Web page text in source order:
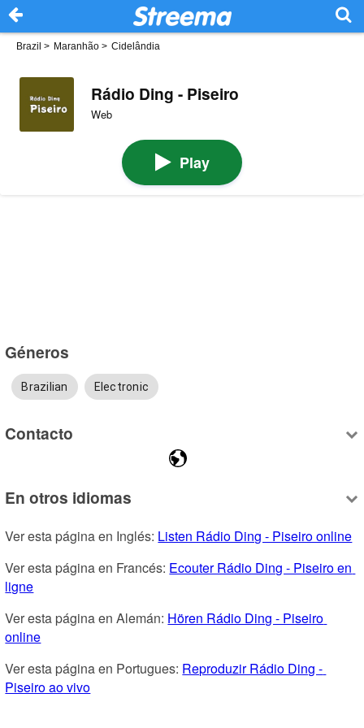
Brazil > Maranhão > Cidelândia
Rádio Ding - Piseiro
Web
Play
Géneros
Brazilian Electronic
Contacto
En otros idiomas
Ver esta página en Inglés: Listen Rádio Ding - Piseiro online
Ver esta página en Francés: Ecouter Rádio Ding - Piseiro en
ligne
Ver esta página en Alemán: Hören Rádio Ding - Piseiro
online
Ver esta página en Portugues: Reproduzir Rádio Ding -
Piseiro ao vivo